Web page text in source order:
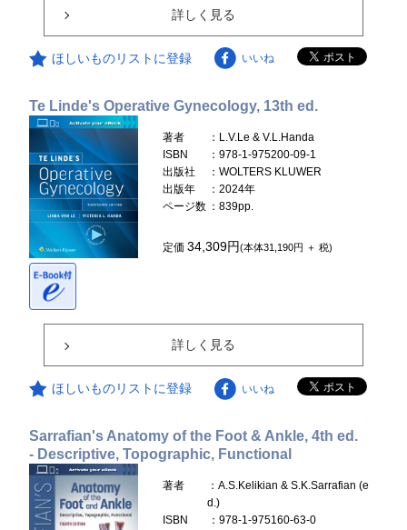
詳しく見る
ほしいものリストに登録 いいね
Te Linde's Operative Gynecology, 13th ed.
著者
：L.V.Le & V.L.Handa
ISBN
：978-1-975200-09-1
出版社
：WOLTERS KLUWER
出版年
：2024年
ページ数 ：839pp.
定価34,309円(本体31,190円 ＋ 税)
詳しく見る
ほしいものリストに登録 いいね
Sarrafian's Anatomy of the Foot & Ankle, 4th ed.
- Descriptive, Topographic, Functional
著者
：A.S.Kelikian & S.K.Sarrafian (e
d.)
ISBN
：978-1-975160-63-0